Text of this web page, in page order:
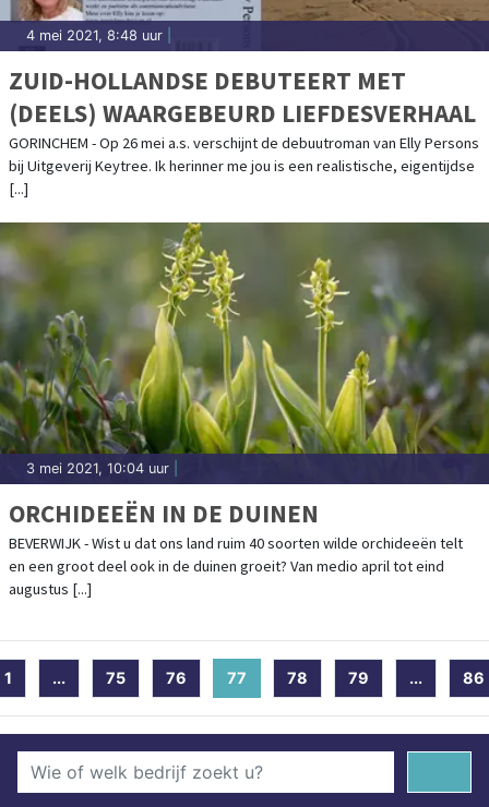
4 mei 2021, 8:48 uur
ZUID-HOLLANDSE DEBUTEERT MET
(DEELS) WAARGEBEURD LIEFDESVERHAAL
GORINCHEM - Op 26 mei a.s. verschijnt de debuutroman van Elly Persons
bij Uitgeverij Keytree. Ik herinner me jou is een realistische, eigentijdse
[...]
3 mei 2021, 10:04 uur
ORCHIDEEËN IN DE DUINEN
BEVERWIJK - Wist u dat ons land ruim 40 soorten wilde orchideeën telt
en een groot deel ook in de duinen groeit? Van medio april tot eind
augustus [...]
1 ... 75 76 77 (current)
78 79 ... 86